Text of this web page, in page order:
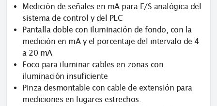
Medición de señales en mA para E/S analógica del
sistema de control y del PLC
Pantalla doble con iluminación de fondo, con la
medición en mA y el porcentaje del intervalo de 4
a 20 mA
Foco para iluminar cables en zonas con
iluminación insuficiente
Pinza desmontable con cable de extensión para
mediciones en lugares estrechos.